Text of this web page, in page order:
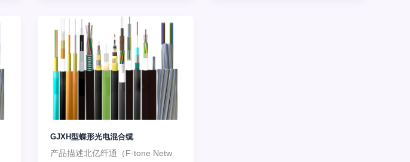
GJXH型蝶形光电混合缆
产品描述北亿纤通（F-tone Netw